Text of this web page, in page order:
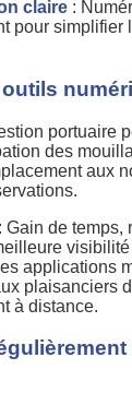
claire :
pour simplifier
portuaire
des
aux
: Gain de temps,
applications
plaisanciers
à distance.